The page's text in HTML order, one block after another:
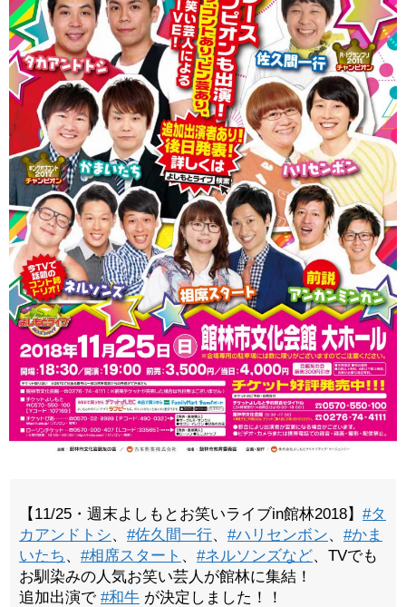
【11/25・週末よしもとお笑いライブin館林2018】 #タ
カアンドトシ、 #佐久間一行、 #ハリセンボン、 #かま
いたち 、 #相席スタート 、 #ネルソンズなど、TVでも
お馴染みの人気お笑い芸人が館林に集結！
追加出演で #和牛 が決定しました！！